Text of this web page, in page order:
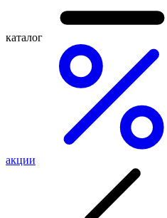
каталог
акции